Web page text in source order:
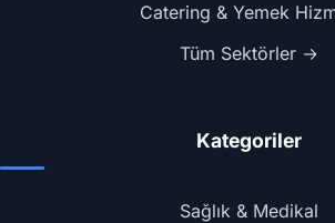
Catering & Yemek
Tüm Sektörler →
Kategoriler
Sağlık & Medikal